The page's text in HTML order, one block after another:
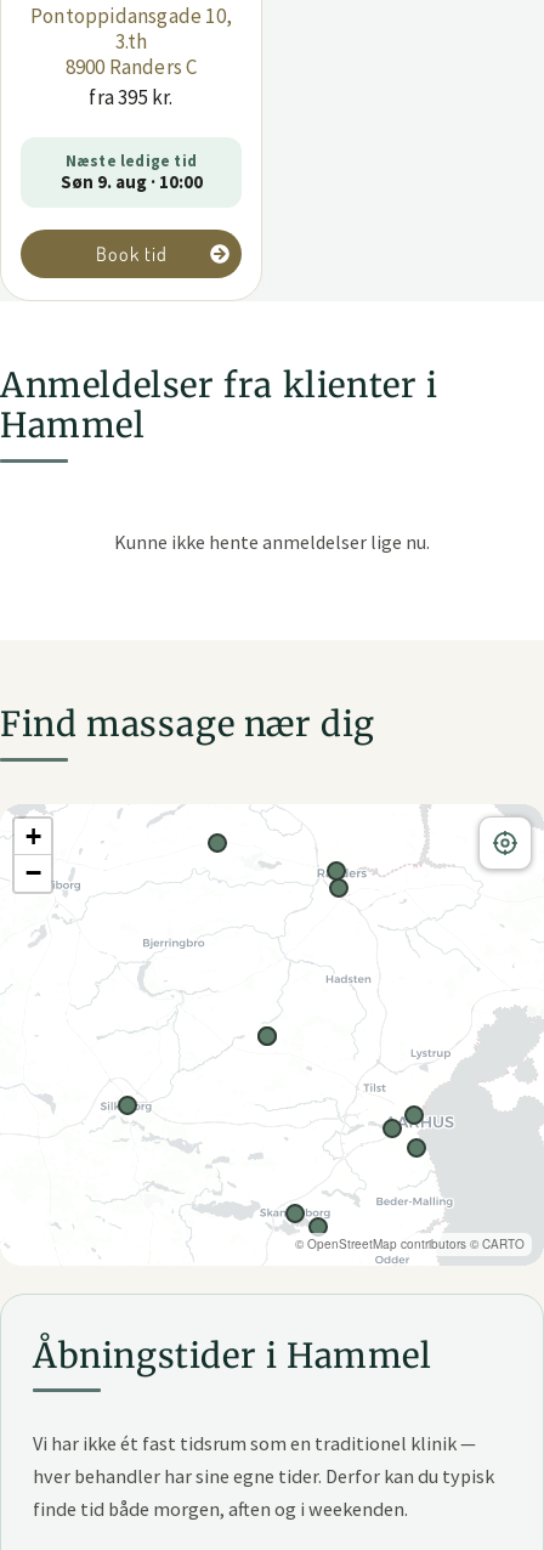
Pontoppidansgade 10,
3.th
8900 Randers C
fra 395 kr.
Næste ledige tid
Søn 9. aug · 10:00
Book tid
Anmeldelser fra klienter i
Hammel
Find massage nær dig
+
−
© OpenStreetMap contributors © CARTO
Åbningstider i Hammel
Vi har ikke ét fast tidsrum som en traditionel klinik —
hver behandler har sine egne tider. Derfor kan du typisk
finde tid både morgen, aften og i weekenden.